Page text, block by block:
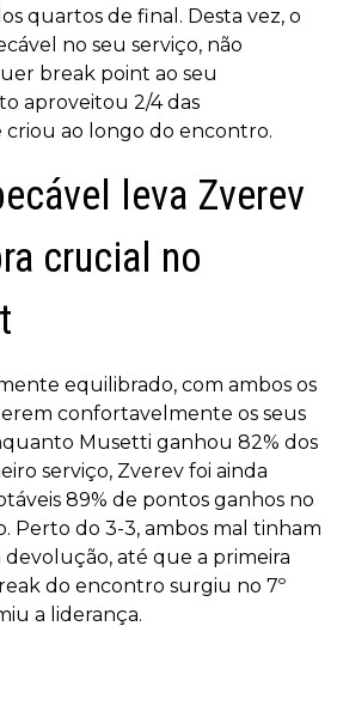
quartos de final. Desta vez, o
no seu serviço, não
break point ao seu
aproveitou 2/4 das
ao longo do encontro.
leva Zverev
crucial no
equilibrado, com ambos os
confortavelmente os seus
Musetti ganhou 82% dos
serviço, Zverev foi ainda
89% de pontos ganhos no
Perto do 3-3, ambos mal tinham
até que a primeira
do encontro surgiu no 7º
a liderança.